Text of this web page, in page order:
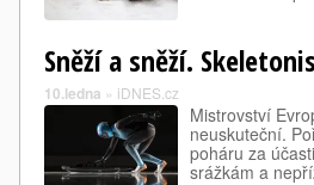
Sněží a sněží.
10.ledna » iDNES.cz
Mistrovství
neuskuteční.
poháru za
srážkám a